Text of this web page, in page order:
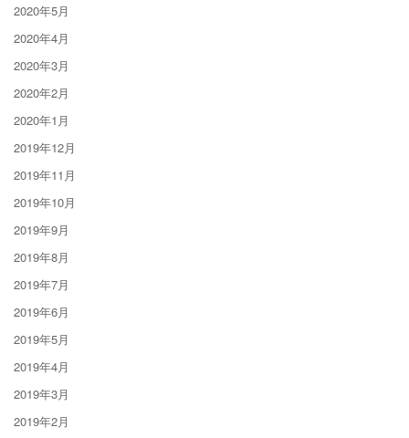
2020年5月
2020年4月
2020年3月
2020年2月
2020年1月
2019年12月
2019年11月
2019年10月
2019年9月
2019年8月
2019年7月
2019年6月
2019年5月
2019年4月
2019年3月
2019年2月